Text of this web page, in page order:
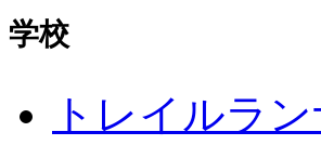
学校
トレイルラ